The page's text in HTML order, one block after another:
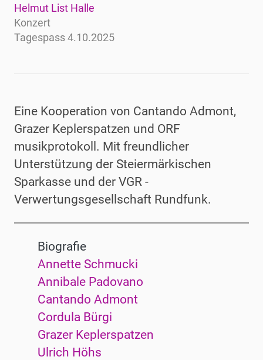
Helmut List Halle
Konzert
Tagespass 4.10.2025
Eine Kooperation von Cantando Admont,
Grazer Keplerspatzen und ORF
musikprotokoll. Mit freundlicher
Unterstützung der Steiermärkischen
Sparkasse und der VGR -
Verwertungsgesellschaft Rundfunk.
Biografie
Annette Schmucki
Annibale Padovano
Cantando Admont
Cordula Bürgi
Grazer Keplerspatzen
Ulrich Höhs